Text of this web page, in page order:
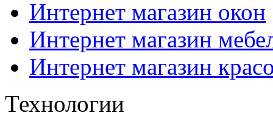
Интернет магазин окон
Интернет магазин
Интернет магазин
Технологии